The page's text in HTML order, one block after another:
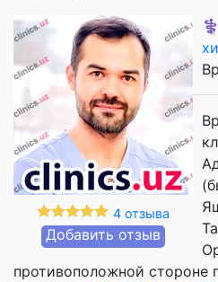
4 отзыва
Добавить отзыв
⚕️
противоположной стороне